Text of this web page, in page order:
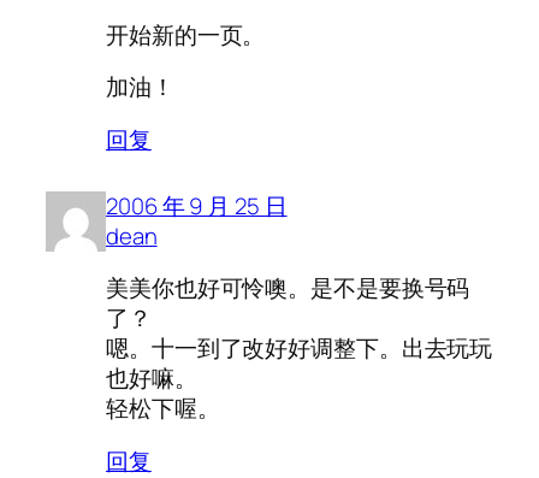
开始新的一页。
加油！
回复
2006 年 9 月 25 日
dean
美美你也好可怜噢。是不是要换号码
了？
嗯。十一到了改好好调整下。出去玩玩
也好嘛。
轻松下喔。
回复